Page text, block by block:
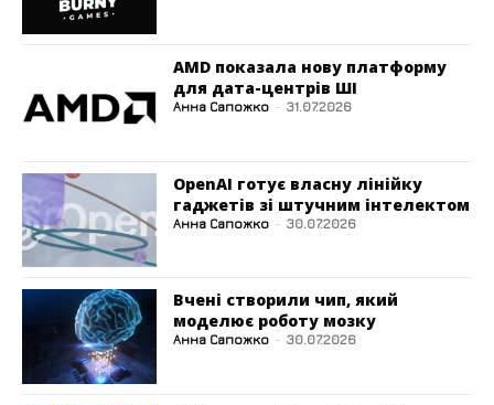
AMD показала нову платформу
для дата-центрів ШІ
Анна Сапожко - 31.07.2026
OpenAI готує власну лінійку
гаджетів зі штучним інтелектом
Анна Сапожко - 30.07.2026
Вчені створили чип, який
моделює роботу мозку
Анна Сапожко - 30.07.2026